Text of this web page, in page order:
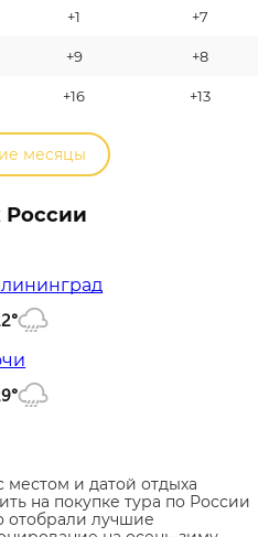
+1 +7
+9 +8
+16 +13
месяцы
России
местом и датой отдыха
на покупке тура по России
отобрали лучшие